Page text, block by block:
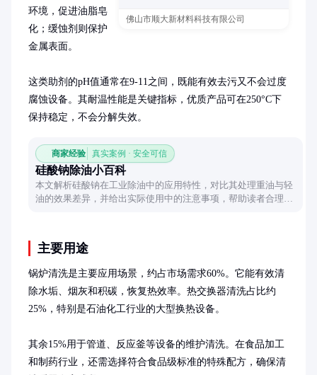
佛山市顺大新材料科技有限公司
环境，促进油脂皂
化；缓蚀剂则保护
金属表面。
这类助剂的pH值通常在9-11之间，既能有效去污又不会过度
腐蚀设备。其耐温性能是关键指标，优质产品可在250°C下
保持稳定，不会分解失效。
商家经验 真实案例 · 安全可信
硅酸钠除油小百科
本文解析硅酸钠在工业除油中的应用特性，对比其处理重油与轻
油的效果差异，并给出实际使用中的注意事项，帮助读者合理选
主要用途
锅炉清洗是主要应用场景，约占市场需求60%。它能有效清
除水垢、烟灰和积碳，恢复热效率。热交换器清洗占比约
25%，特别是石油化工行业的大型换热设备。
其余15%用于管道、反应釜等设备的维护清洗。在食品加工
和制药行业，还需选择符合食品级标准的特殊配方，确保清